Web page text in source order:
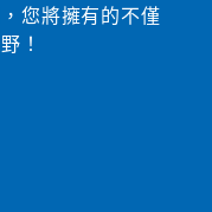
您將擁有的不僅
！